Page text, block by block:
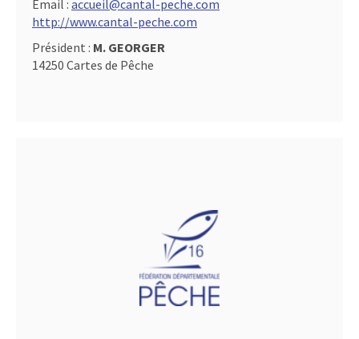
Email : accueil@cantal-peche.com
http://www.cantal-peche.com
Président : M. GEORGER
14250 Cartes de Pêche